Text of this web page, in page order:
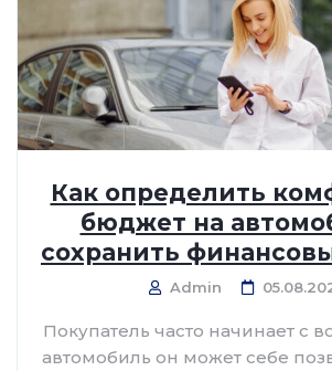
Как определить
бюджет на
сохранить
Admin
Покупатель часто начинает с
автомобиль он может себе